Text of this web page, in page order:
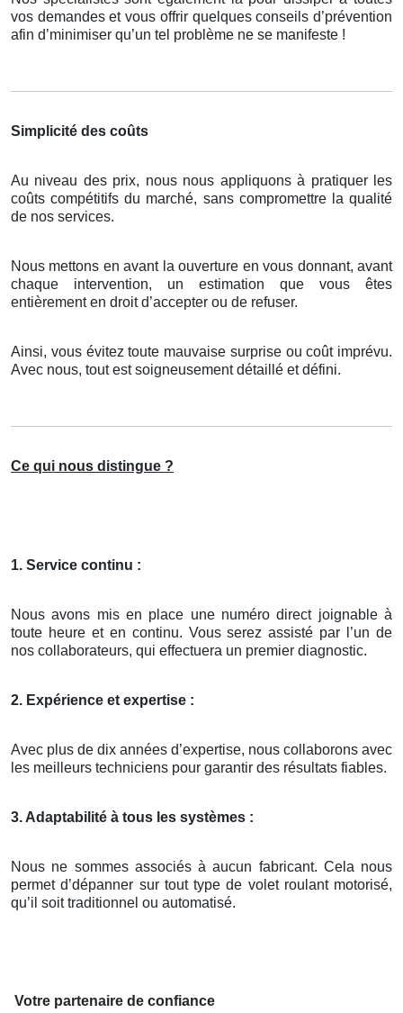
vos demandes et vous offrir quelques conseils d’prévention
afin d’minimiser qu’un tel problème ne se manifeste !
Simplicité des coûts
Au niveau des prix, nous nous appliquons à pratiquer les
coûts compétitifs du marché, sans compromettre la qualité
de nos services.
Nous mettons en avant la ouverture en vous donnant, avant
chaque intervention, un estimation que vous êtes
entièrement en droit d’accepter ou de refuser.
Ainsi, vous évitez toute mauvaise surprise ou coût imprévu.
Avec nous, tout est soigneusement détaillé et défini.
Ce qui nous distingue ?
1. Service continu :
Nous avons mis en place une numéro direct joignable à
toute heure et en continu. Vous serez assisté par l’un de
nos collaborateurs, qui effectuera un premier diagnostic.
2. Expérience et expertise :
Avec plus de dix années d’expertise, nous collaborons avec
les meilleurs techniciens pour garantir des résultats fiables.
3. Adaptabilité à tous les systèmes :
Nous ne sommes associés à aucun fabricant. Cela nous
permet d’dépanner sur tout type de volet roulant motorisé,
qu’il soit traditionnel ou automatisé.
Votre partenaire de confiance